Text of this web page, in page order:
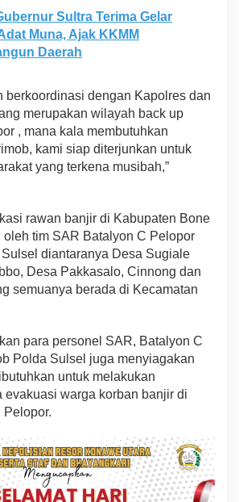
Sultra Terima Gelar
Muna, Ajak KKMM
Daerah
berkoordinasi dengan Kapolres dan
merupakan wilayah back up
, mana kala membutuhkan
kami siap diterjunkan untuk
yang terkena musibah,”
rawan banjir di Kabupaten Bone
tim SAR Batalyon C Pelopor
diantaranya Desa Sugiale
Desa Pakkasalo, Cinnong dan
semuanya berada di Kecamatan
para personel SAR, Batalyon C
Polda Sulsel juga menyiagakan
untuk melakukan
evakuasi warga korban banjir di
Pelopor.